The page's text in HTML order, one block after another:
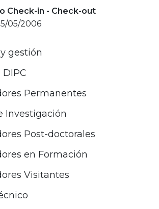
Check-in - Check-out
05/2006
gestión
DIPC
Permanentes
Investigación
Post-doctorales
en Formación
Visitantes